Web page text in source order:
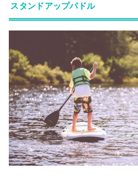
スタンドアップパドル